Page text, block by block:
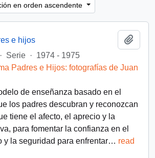
en orden ascendente
e hijos
· Serie · 1974 - 1975
Padres e Hijos: fotografías de Juan
de enseñanza basado en el
los padres descubran y reconozcan
tiene el afecto, el aprecio y la
para fomentar la confianza en el
y la seguridad para enfrentar… read